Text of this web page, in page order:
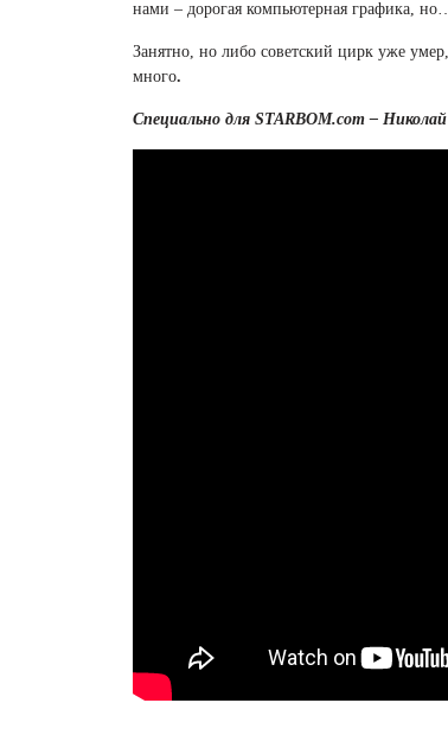
нами – дорогая компьютерная графика,
Занятно, но либо советский цирк уже
много.
Специально для STARBOM.com –